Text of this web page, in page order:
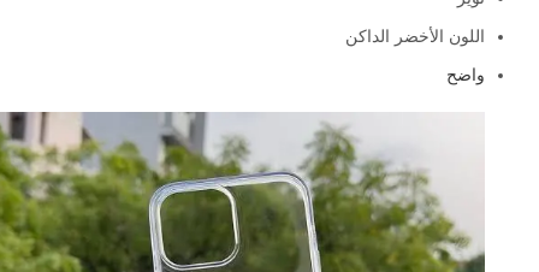
اللون الأخضر الداكن
واضح